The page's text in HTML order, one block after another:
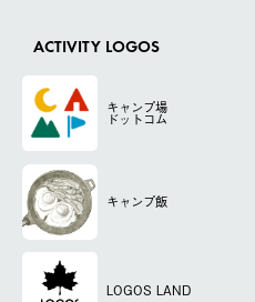
ACTIVITY LOGOS
キャンプ場
ドットコム
キャンプ飯
LOGOS LAND